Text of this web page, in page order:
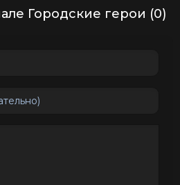
Городские герои (0)